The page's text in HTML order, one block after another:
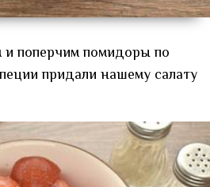
и поперчим помидоры по
придали нашему салату